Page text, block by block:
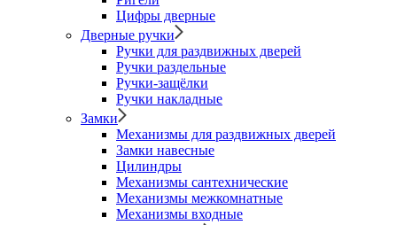
Цифры дверные
Дверные ручки
Ручки для раздвижных дверей
Ручки раздельные
Ручки-защёлки
Ручки накладные
Замки
Механизмы для раздвижных дверей
Замки навесные
Цилиндры
Механизмы сантехнические
Механизмы межкомнатные
Механизмы входные